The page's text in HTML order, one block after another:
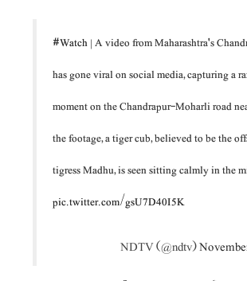
#Watch| A video from Maharashtra's
has gone viral on social media, capturing a
moment on the Chandrapur-Moharli road
the footage, a tiger cub, believed to be the
tigress Madhu, is seen sitting calmly in the
pic.twitter.com/gsU7D40I5K